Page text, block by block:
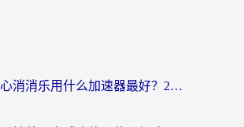
海外玩开心消消乐用什么加速器最好？2026真实体验指南，告别延迟卡顿